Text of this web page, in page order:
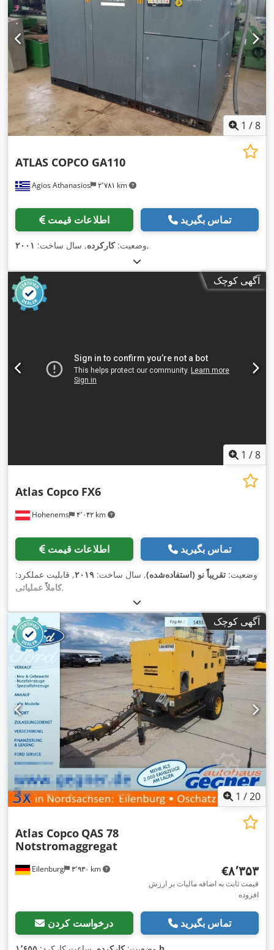
1 /8
Agios Athanasios ۲٬۷۸۱ km
ATLAS COPCO GA110
اطلاعات قیمت تماس بگیرید
وضعیت:کارکرده, سال ساخت: ۲۰۰۱ ,
آگهی کوچک
1 /8
Hohenems ۴٬۰۴۲ km
Atlas Copco FX6
اطلاعات قیمت تماس بگیرید
وضعیت: تقریباً نو (استفاده‌شده), سال ساخت: ۲۰۱۹, قابلیت عملکرد:
کاملاً عملیاتی,
آگهی کوچک
1 /20
Eilenburg ۳٬۹۳۰ km
Atlas Copco QAS 78
Notstromaggregat
‎€۸٬۳۵۳
قیمت ثابت به اضافه مالیات بر ارزش
افزوده
درخواست کردن تماس بگیرید